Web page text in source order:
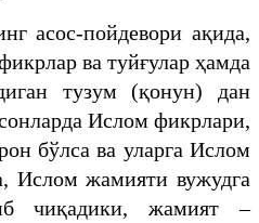
асос-пойдевори ақида,
ва туйғулар ҳамда
тузум (қонун) дан
Ислом фикрлари,
бўлса ва уларга Ислом
Ислом жамияти вужудга
чиқадики, жамият –